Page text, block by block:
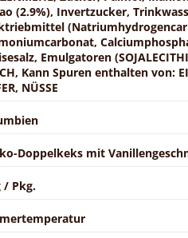
(2.9%), Invertzucker,
Emulgatoren
Kann Spuren enthalten von: EI,
NÜSSE
Doppelkeks mit
/ Pkg.